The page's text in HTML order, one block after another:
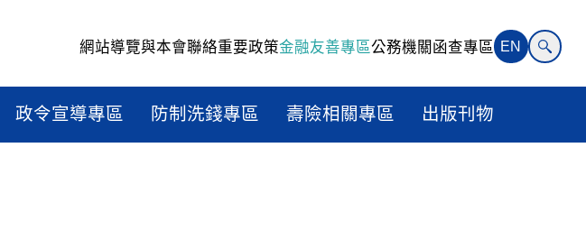
網站導覽與本會聯絡重要政策金融友善專區公務機關函查專區 EN
政令宣導專區 防制洗錢專區 壽險相關專區 出版刊物